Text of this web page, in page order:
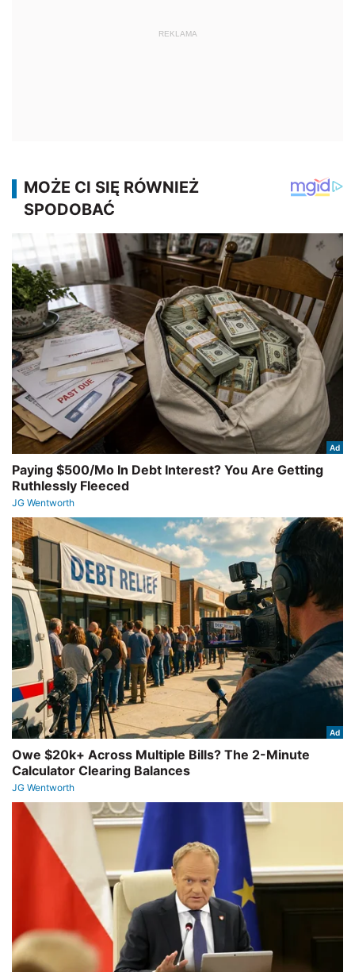
REKLAMA